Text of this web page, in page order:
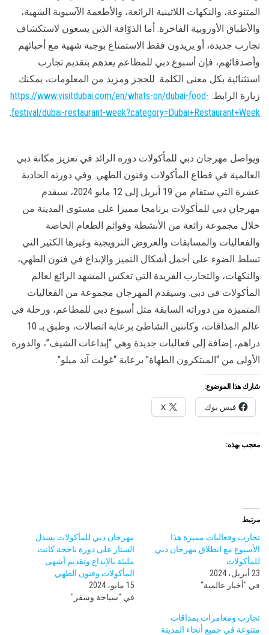
المتنوعة، والنكهات اللاتينية الرائعة، والأطعمة الآسيوية الشهية،
والأطباق الأوروبية الفاخرة. أما الذوّاقة الذين يسعون لاستكشاف
تجارب جديدة، أو يريدون فقط الاستمتاع بوجبة شهية مع أحبائهم
وأصدقائهم، فإن أسبوع دبي للمطاعم يعدهم بتقديم تجارب
استثنائية بكل معنى الكلمة. للحجز ومزيد من المعلومات، يمكنك
زيارة الرابط: https://www.visitdubai.com/en/whats-on/dubai-food-
festival/dubai-restaurant-week?category=Dubai+Restaurant+Week
.
ويواصل مهرجان دبي للمأكولات دوره الرائد في تعزيز مكانة دبي
العالمية في قطاع المأكولات وفنون الطهي. وفي دورته الحادية
عشرة التي ستقام من 19 أبريل إلى 12 مايو 2024، سيقدم
مهرجان دبي للمأكولات برنامجا مميزا على مستوى المدينة من
خلال مجموعة رائعة من الأنشطة وقوائم الطعام الخاصة
والفعاليات والمسابقات والعروض الترويجية وغيرها الكثير التي
تسلط الضوء على أجمل أشكال التميز والإبداع في فنون الطهي،
والنكهات، والتجارب الفريدة التي تعكس المشهد الرائع لعالم
المأكولات في دبي. وسيقدم المهرجان مجموعة من الفعاليات
المتميزة من دوراته السابقة مثل أسبوع دبي للمطاعم، ورحلة في
عالم المذاقات، وكانتين الشاطئ برعاية اتصالات، وطبق بـ 10
دراهم، إضافة إلى فعاليات جديدة وهي “إبداعات الشيف”، والدورة
الأولى من “المبتكرون الطهاة” برعاية “غولت آند ميلو”.
شارك هذا الموضوع:
فيس بوك X
معجب بهذه:
مرتبط
تجارب وفعاليات مميزة هذا
الأسبوع مع انطلاق مهرجان دبي
للمأكولات
23 أبريل، 2024
في "أخبار عالمية"
مهرجان دبي للمأكولات يسدل
الستار على دورة ناجحة كانت
مليئة بالإبداع وتقديم أشهى
المأكولات وفنون الطهي
15 مايو، 2024
في "سياحة وسفر"
تجارب ومغامرات بمذاقات
متنوعة في جميع أنحاء المدينة